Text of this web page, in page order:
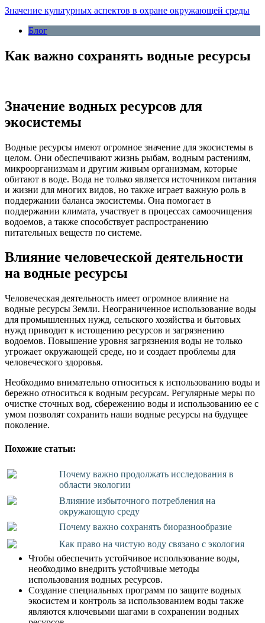
Значение культурных аспектов в охране окружающей среды
Блог
Как важно сохранять водные ресурсы
Значение водных ресурсов для
экосистемы
Водные ресурсы имеют огромное значение для экосистемы в
целом. Они обеспечивают жизнь рыбам, водным растениям,
микроорганизмам и другим живым организмам, которые
обитают в воде. Вода не только является источником питания
и жизни для многих видов, но также играет важную роль в
поддержании баланса экосистемы. Она помогает в
поддержании климата, участвует в процессах самоочищения
водоемов, а также способствует распространению
питательных веществ по системе.
Влияние человеческой деятельности
на водные ресурсы
Человеческая деятельность имеет огромное влияние на
водные ресурсы Земли. Неограниченное использование воды
для промышленных нужд, сельского хозяйства и бытовых
нужд приводит к истощению ресурсов и загрязнению
водоемов. Повышение уровня загрязнения воды не только
угрожает окружающей среде, но и создает проблемы для
человеческого здоровья.
Необходимо внимательно относиться к использованию воды и
бережно относиться к водным ресурсам. Регулярные меры по
очистке сточных вод, сбережению воды и использованию ее с
умом позволят сохранить наши водные ресурсы на будущее
поколение.
Похожие статьи:
Почему важно продолжать исследования в
области экологии
Влияние избыточного потребления на
окружающую среду
Почему важно сохранять биоразнообразие
Как право на чистую воду связано с экология
Чтобы обеспечить устойчивое использование воды,
необходимо внедрить устойчивые методы
использования водных ресурсов.
Создание специальных программ по защите водных
экосистем и контроль за использованием воды также
являются ключевыми шагами в сохранении водных